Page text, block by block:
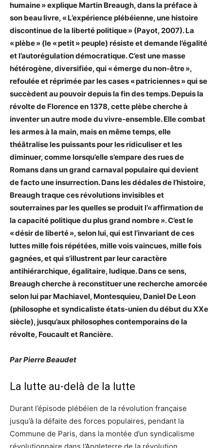
humaine » explique Martin Breaugh, dans la préface à
son beau livre, « L’expérience plébéienne, une histoire
discontinue de la liberté politique » (Payot, 2007). La
« plèbe » (le « petit » peuple) résiste et demande l’égalité
et l’autorégulation démocratique. C’est une masse
hétérogène, diversifiée, qui « émerge du non-être »,
refoulée et réprimée par les cases « patriciennes » qui se
succèdent au pouvoir depuis la fin des temps. Depuis la
révolte de Florence en 1378, cette plèbe cherche à
inventer un autre mode du vivre-ensemble. Elle combat
les armes à la main, mais en même temps, elle
théâtralise les puissants pour les ridiculiser et les
diminuer, comme lorsqu’elle s’empare des rues de
Romans dans un grand carnaval populaire qui devient
de facto une insurrection. Dans les dédales de l’histoire,
Breaugh traque ces révolutions invisibles et
souterraines par les quelles se produit l’« affirmation de
la capacité politique du plus grand nombre ». C’est le
« désir de liberté », selon lui, qui est l’invariant de ces
luttes mille fois répétées, mille vois vaincues, mille fois
gagnées, et qui s’illustrent par leur caractère
antihiérarchique, égalitaire, ludique. Dans ce sens,
Breaugh cherche à reconstituer une recherche amorcée
selon lui par Machiavel, Montesquieu, Daniel De Leon
(philosophe et syndicaliste états-unien du début du XXe
siècle), jusqu’aux philosophes contemporains de la
révolte, Foucault et Rancière.
Par Pierre Beaudet
La lutte au-delà de la lutte
Durant l’épisode plébéien de la révolution française
jusqu’à la défaite des forces populaires, pendant la
Commune de Paris, dans la montée d’un syndicalisme